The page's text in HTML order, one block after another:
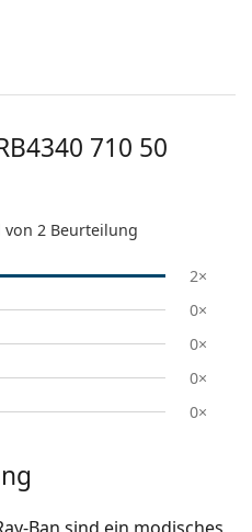
710 50
2 Beurteilung
2×
0×
0×
0×
0×